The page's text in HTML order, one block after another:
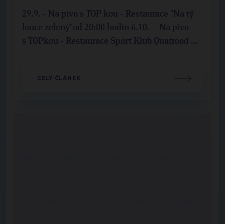
29.9. - Na pivo s TOP kou - Restaurace "Na tý
louce zelený"od 20:00 hodin 6.10. - Na pivo
s TOPkou - Restaurace Sport Klub Quatrood ...
CELÝ ČLÁNEK